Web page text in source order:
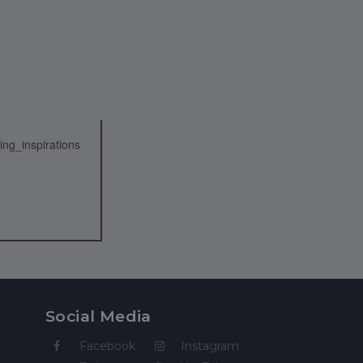
Social Media
Facebook
Instagram